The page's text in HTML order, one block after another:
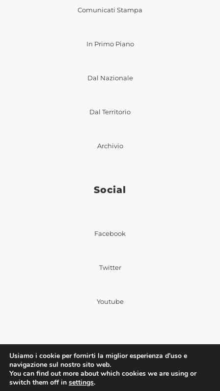
Comunicati Stampa
In Primo Piano
Dal Nazionale
Dal Territorio
Archivio
Social
Facebook
Twitter
Youtube
©2023 Fiba | Ufficio stampa: Via Nazionale, 60
00184 Roma |Privacy Policy|Cookie Policy
|Powered by
Usiamo i cookie per fornirti la miglior esperienza d'uso e
navigazione sul nostro sito web.
You can find out more about which cookies we are using or
switch them off in settings.